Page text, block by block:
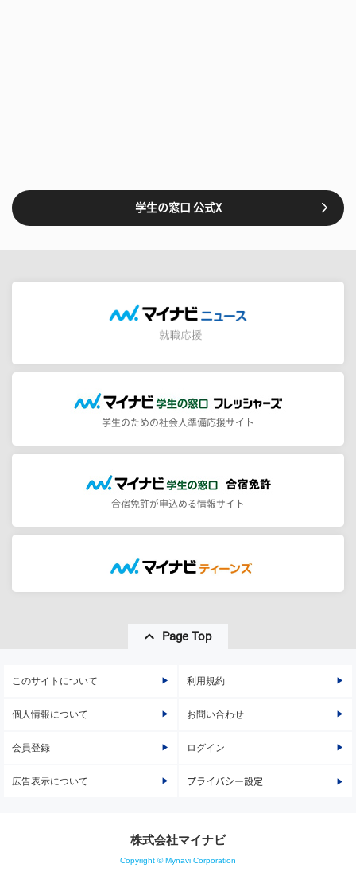
学生の窓口 公式X
学生のための社会人準備応援サイト
合宿免許が申込める情報サイト
Page Top
このサイトについて 利用規約
個人情報について お問い合わせ
会員登録 ログイン
広告表示について プライバシー設定
株式会社マイナビ
Copyright © Mynavi Corporation